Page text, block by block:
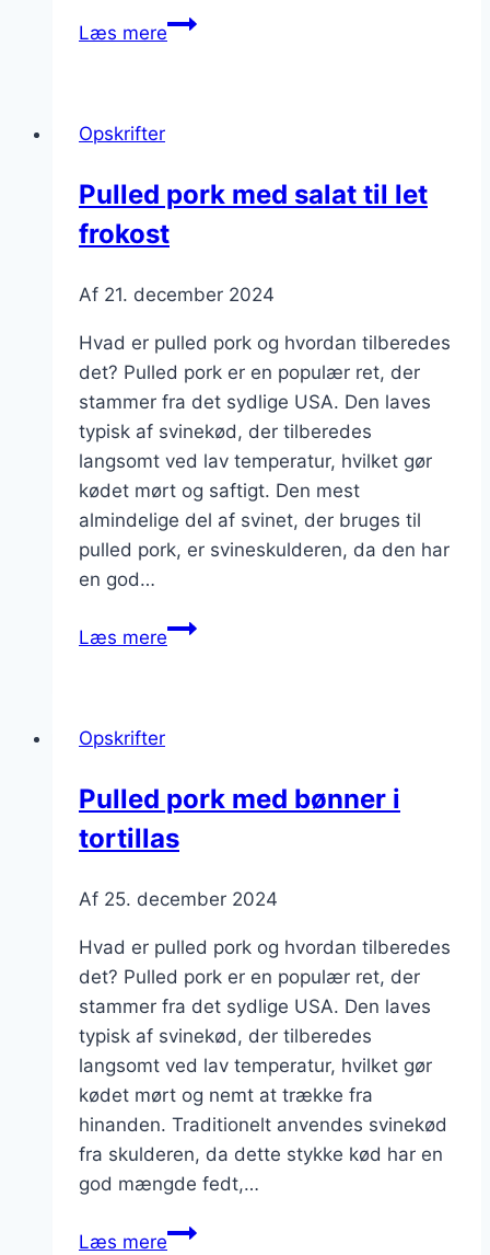
Læs merePulled
og
hvidløg
Opskrifter
Pulled pork med salat til let
frokost
Af 21. december 2024
Hvad er pulled pork og hvordan tilberedes
det? Pulled pork er en populær ret, der
stammer fra det sydlige USA. Den laves
typisk af svinekød, der tilberedes
langsomt ved lav temperatur, hvilket gør
kødet mørt og saftigt. Den mest
almindelige del af svinet, der bruges til
pulled pork, er svineskulderen, da den har
en god…
Læs merePulled
frokost
Opskrifter
Pulled pork med bønner i
tortillas
Af 25. december 2024
Hvad er pulled pork og hvordan tilberedes
det? Pulled pork er en populær ret, der
stammer fra det sydlige USA. Den laves
typisk af svinekød, der tilberedes
langsomt ved lav temperatur, hvilket gør
kødet mørt og nemt at trække fra
hinanden. Traditionelt anvendes svinekød
fra skulderen, da dette stykke kød har en
god mængde fedt,…
Læs merePulled